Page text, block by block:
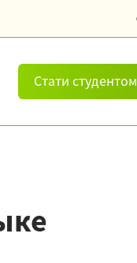
Стати студентом